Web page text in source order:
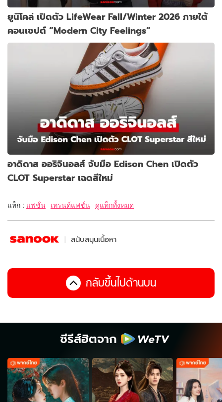
ยูนิโคล่ เปิดตัว LifeWear Fall/Winter 2026 ภายใต้
คอนเซปต์ “Modern City Feelings”
อาดิดาส ออริจินอลส์ จับมือ Edison Chen เปิดตัว
CLOT Superstar เฉดสีใหม่
แท็ก : แฟชั่น เทรนด์แฟชั่น ดูแท็กทั้งหมด
สนับสนุนเนื้อหา
กลับขึ้นไปด้านบน
ซีรีส์ฮิตจาก